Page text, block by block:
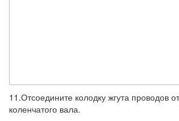
11.Отсоедините колодку жгута проводов
коленчатого вала.